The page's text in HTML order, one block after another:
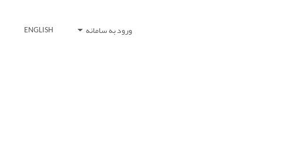
ورود به سامانه ENGLISH